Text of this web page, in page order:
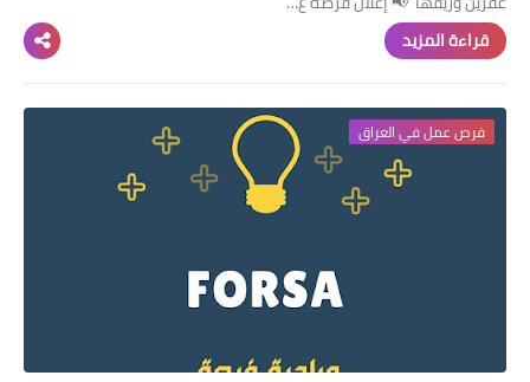
قراءة المزيد
فرص عمل في العراق